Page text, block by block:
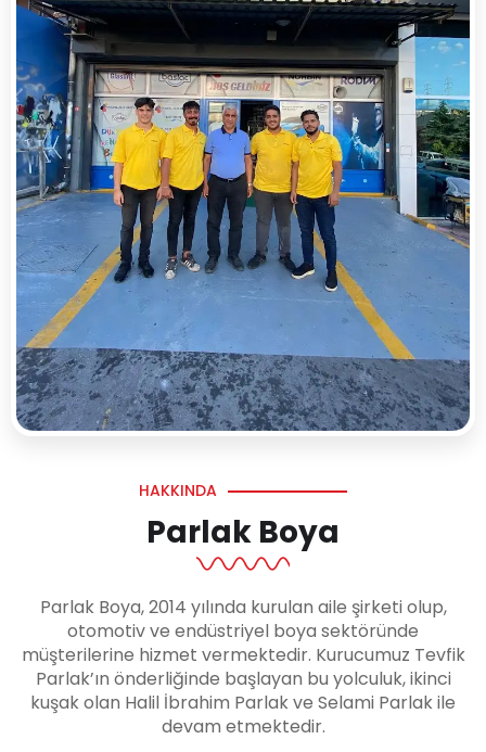
HAKKINDA
Parlak Boya
Parlak Boya, 2014 yılında kurulan aile şirketi olup,
otomotiv ve endüstriyel boya sektöründe
müşterilerine hizmet vermektedir. Kurucumuz Tevfik
Parlak’ın önderliğinde başlayan bu yolculuk, ikinci
kuşak olan Halil İbrahim Parlak ve Selami Parlak ile
devam etmektedir.